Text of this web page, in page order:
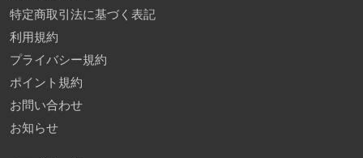
特定商取引法に基づく表記
利用規約
プライバシー規約
ポイント規約
お問い合わせ
お知らせ